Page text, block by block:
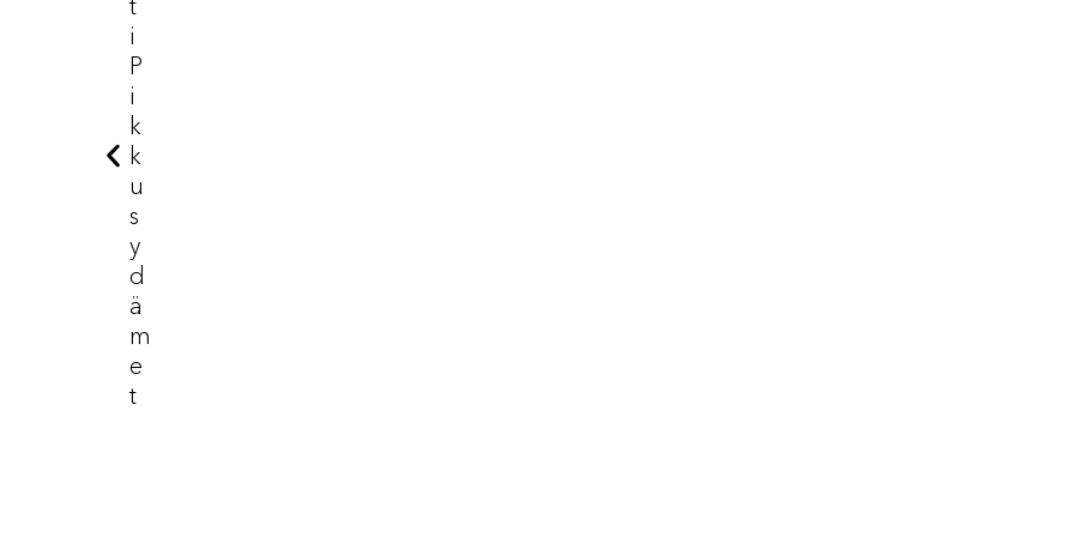
I
P
I
K
K
U
S
Y
D
Ä
M
E
T